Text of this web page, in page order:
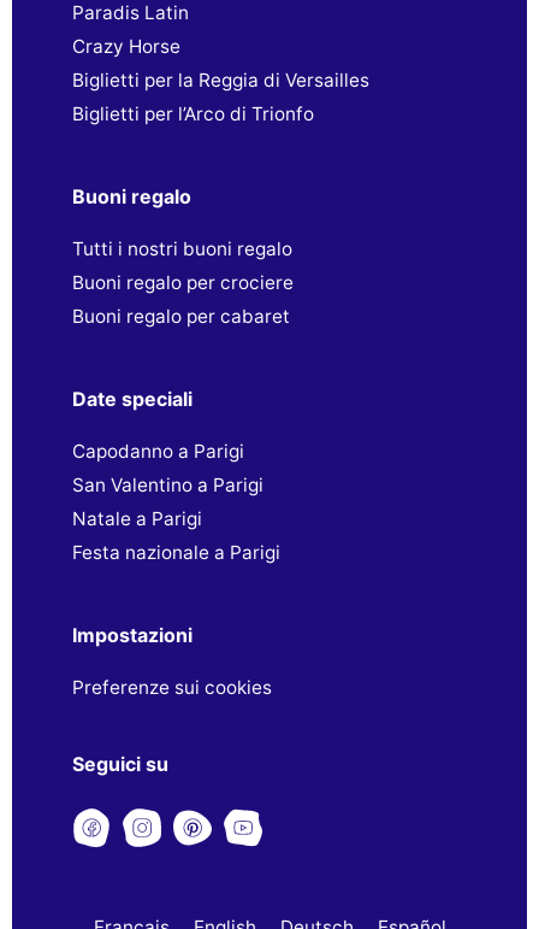
Paradis Latin
Crazy Horse
Biglietti per la Reggia di Versailles
Biglietti per l’Arco di Trionfo
Buoni regalo
Tutti i nostri buoni regalo
Buoni regalo per crociere
Buoni regalo per cabaret
Date speciali
Capodanno a Parigi
San Valentino a Parigi
Natale a Parigi
Festa nazionale a Parigi
Impostazioni
Preferenze sui cookies
Seguici su